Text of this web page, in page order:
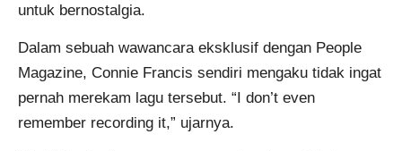
untuk bernostalgia.
Dalam sebuah wawancara eksklusif dengan People
Magazine, Connie Francis sendiri mengaku tidak ingat
pernah merekam lagu tersebut. “I don’t even
remember recording it,” ujarnya.